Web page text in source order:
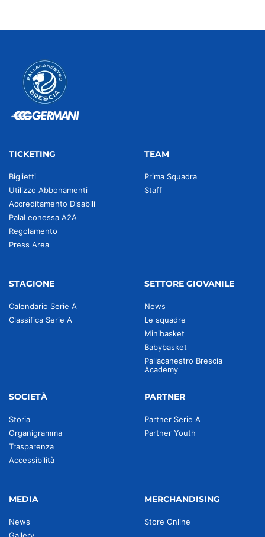
TICKETING
Biglietti
Utilizzo Abbonamenti
Accreditamento Disabili
PalaLeonessa A2A
Regolamento
Press Area
TEAM
Prima Squadra
Staff
STAGIONE
Calendario Serie A
Classifica Serie A
SETTORE GIOVANILE
News
Le squadre
Minibasket
Babybasket
Pallacanestro Brescia
Academy
SOCIETÀ
Storia
Organigramma
Trasparenza
Accessibilità
PARTNER
Partner Serie A
Partner Youth
MEDIA
News
MERCHANDISING
Store Online